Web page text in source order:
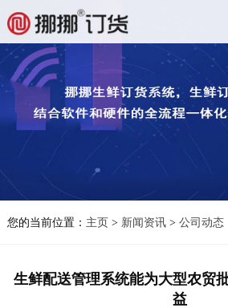
您的当前位置： 主页 > 新闻资讯> 公司动态
生鲜配送管理系统能为大型农贸
益